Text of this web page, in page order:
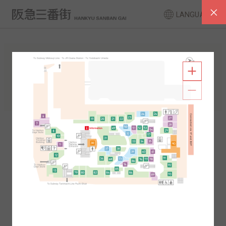
LANGUAGE
South Area
2F 1F
North Area
2F 1F